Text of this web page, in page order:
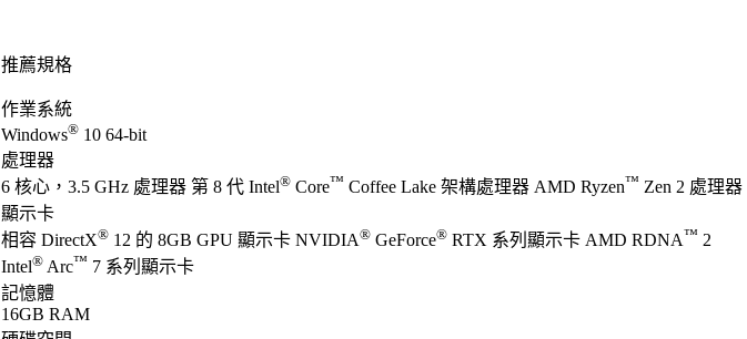
推薦規格
作業系統
Windows® 10 64-bit
處理器
6 核心，3.5 GHz 處理器 第 8 代 Intel® Core™ Coffee Lake 架構處理器 AMD Ryzen™ Zen 2 處理器
顯示卡
相容 DirectX® 12 的 8GB GPU 顯示卡 NVIDIA® GeForce® RTX 系列顯示卡 AMD RDNA™ 2
Intel® Arc™ 7 系列顯示卡
記憶體
16GB RAM